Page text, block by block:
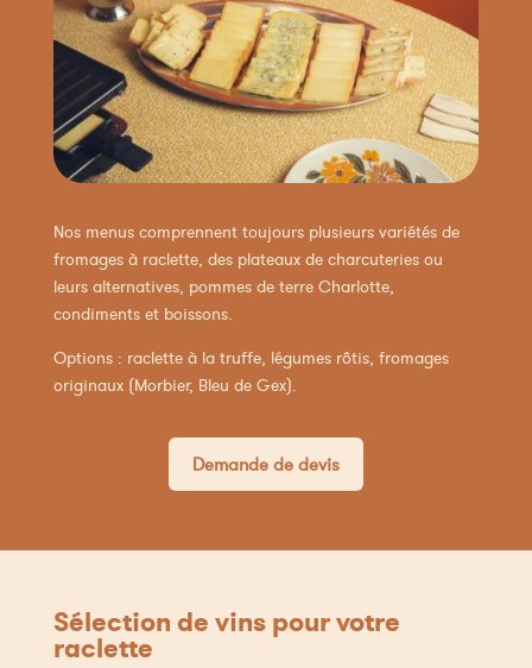
Nos menus comprennent toujours plusieurs variétés de
fromages à raclette, des plateaux de charcuteries ou
leurs alternatives, pommes de terre Charlotte,
condiments et boissons.
Options : raclette à la truffe, légumes rôtis, fromages
originaux (Morbier, Bleu de Gex).
Demande de devis
Sélection de vins pour votre
raclette